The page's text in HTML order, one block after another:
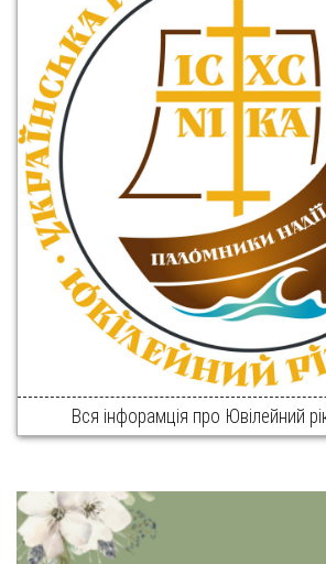
Вся інфорамція про Ювілейний